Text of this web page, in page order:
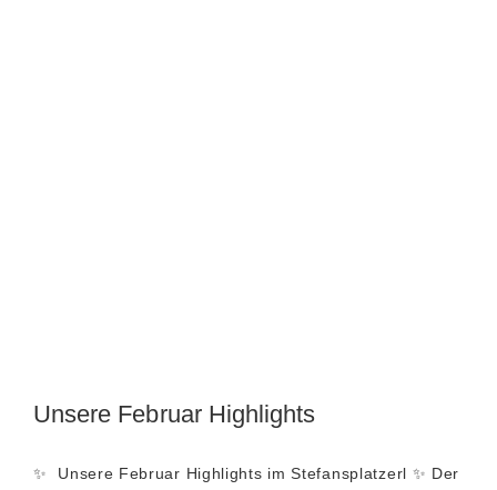
Unsere Februar Highlights
✨ ️ Unsere Februar Highlights im Stefansplatzerl ️✨ Der